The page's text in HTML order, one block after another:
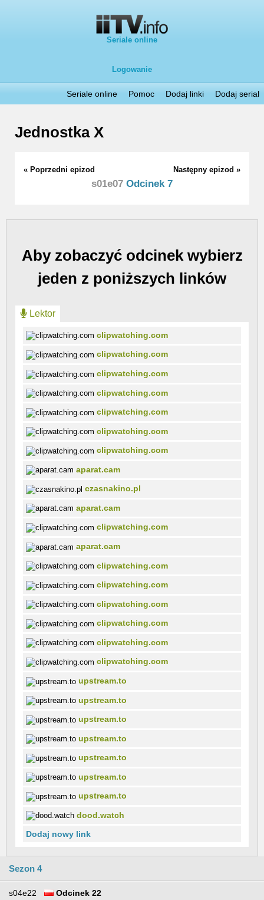
Seriale online
Logowanie
Seriale online Pomoc Dodaj linki Dodaj serial
Jednostka X
« Poprzedni epizod Następny epizod »
s01e07 Odcinek 7
Aby zobaczyć odcinek wybierz
jeden z poniższych linków
Lektor
clipwatching.com
clipwatching.com
clipwatching.com
clipwatching.com
clipwatching.com
clipwatching.com
clipwatching.com
aparat.cam
czasnakino.pl
aparat.cam
clipwatching.com
aparat.cam
clipwatching.com
clipwatching.com
clipwatching.com
clipwatching.com
clipwatching.com
clipwatching.com
upstream.to
upstream.to
upstream.to
upstream.to
upstream.to
upstream.to
upstream.to
dood.watch
Dodaj nowy link
Sezon 4
s04e22 Odcinek 22